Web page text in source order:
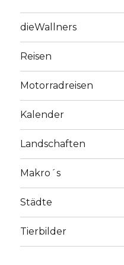
dieWallners
Reisen
Motorradreisen
Kalender
Landschaften
Makro´s
Städte
Tierbilder